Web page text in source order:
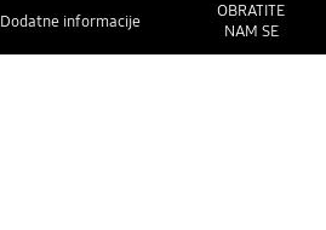
Dodatne informacije
OBRATITE
NAM SE